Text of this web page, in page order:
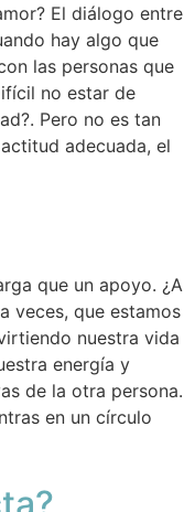
El diálogo entre
hay algo que
las personas que
no estar de
Pero no es tan
adecuada, el
que un apoyo. ¿A
veces, que estamos
nuestra vida
energía y
de la otra persona.
en un círculo